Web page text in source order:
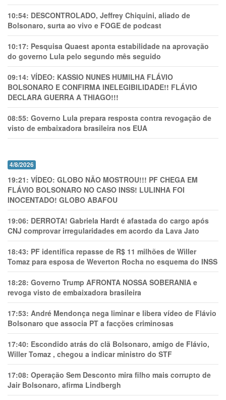
10:54: DESCONTROLADO, Jeffrey Chiquini, aliado de
Bolsonaro, surta ao vivo e FOGE de podcast
10:17: Pesquisa Quaest aponta estabilidade na aprovação
do governo Lula pelo segundo mês seguido
09:14: VÍDEO: KASSIO NUNES HUMlLHA FLÁVIO
BOLSONARO E CONFIRMA INELEGIBILIDADE!! FLÁVIO
DECLARA GUERRA A THIAGO!!!
08:55: Governo Lula prepara resposta contra revogação de
visto de embaixadora brasileira nos EUA
4/8/2026
19:21: VÍDEO: GLOBO NÃO MOSTROU!!! PF CHEGA EM
FLÁVIO BOLSONARO NO CASO INSS! LULINHA FOI
INOCENTADO! GLOBO ABAFOU
19:06: DERROTA! Gabriela Hardt é afastada do cargo após
CNJ comprovar irregularidades em acordo da Lava Jato
18:43: PF identifica repasse de R$ 11 milhões de Willer
Tomaz para esposa de Weverton Rocha no esquema do INSS
18:28: Governo Trump AFRONTA NOSSA SOBERANIA e
revoga visto de embaixadora brasileira
17:53: André Mendonça nega liminar e libera vídeo de Flávio
Bolsonaro que associa PT a facções criminosas
17:40: Escondido atrás do clã Bolsonaro, amigo de Flávio,
Willer Tomaz , chegou a indicar ministro do STF
17:08: Operação Sem Desconto mira filho mais corrupto de
Jair Bolsonaro, afirma Lindbergh